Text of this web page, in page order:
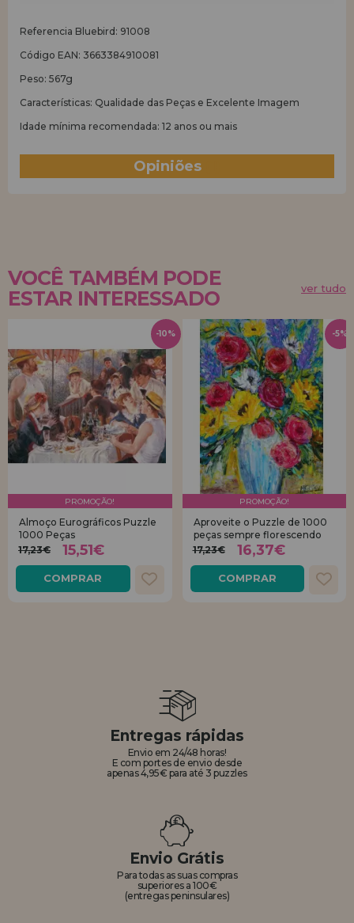
Referencia Bluebird: 91008
Código EAN: 3663384910081
Peso: 567g
Características: Qualidade das Peças e Excelente Imagem
Idade mínima recomendada: 12 anos ou mais
Opiniões
VOCÊ TAMBÉM PODE
ESTAR INTERESSADO
ver tudo
PROMOÇÃO!
Almoço Eurográficos Puzzle
1000 Peças
17,23€
15,51€
COMPRAR
-10%
PROMOÇÃO!
Aproveite o Puzzle de 1000
peças sempre florescendo
17,23€
16,37€
COMPRAR
-5%
Entregas rápidas
Envio em 24/48 horas!
E com portes de envio desde
apenas 4,95€ para até 3 puzzles
Envio Grátis
Para todas as suas compras
superiores a 100€
(entregas peninsulares)